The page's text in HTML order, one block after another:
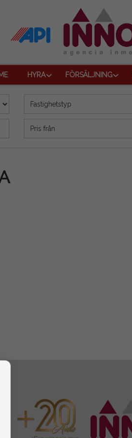
HYRA FÖRSÄLJNING
Fastighetstyp
Precio (€)